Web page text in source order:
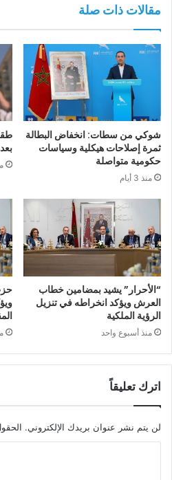
مقالات ذات صلة
شوكي من سطات: انخفاض البطالة
ثمرة إصلاحات هيكلية وسياسات
حكومية متواصلة
منذ 3 أيام
“الأحرار” يشيد بمضامين خطاب
العرش ويؤكد انخراطه في تنزيل
الرؤية الملكية
منذ أسبوع واحد
اترك تعليقاً
لن يتم نشر عنوان بريدك الإلكتروني.